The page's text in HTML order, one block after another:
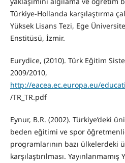
Türkiye-Hollanda karşılaştırma
Yüksek Lisans Tezi, Ege
Enstitüsü, İzmir.
Eurydice, (2010). Türk Eğitim
2009/2010,
http://eacea.ec.europa.eu/
/TR_TR.pdf
Eynur, B.R. (2002). Türkiye’deki
beden eğitimi ve spor
programlarının bazı ülkelerdeki
karşılaştırılması. Yayınlanmamış